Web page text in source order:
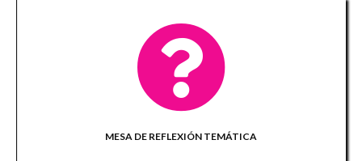
MESA DE REFLEXIÓN TEMÁTICA